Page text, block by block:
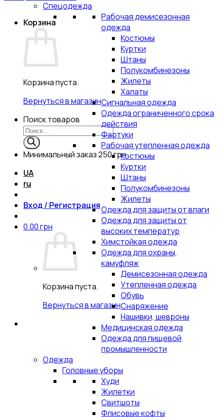
Корзина
Корзина пуста.
Вернуться в магазин
Поиск товаров
Минимальный заказ250 грн.
UA
ru
Вход / Регистрация
0.00грн
Корзина пуста.
Вернуться в магазин
Спецодежда
Рабочая демисезонная
одежда
Костюмы
Куртки
Штаны
Полукомбинезоны
Жилеты
Халаты
Сигнальная одежда
Одежда ограниченного срока
действия
Фартуки
Рабочая утепленная одежда
Костюмы
Куртки
Штаны
Полукомбинезоны
Жилеты
Одежда для защиты от влаги
Одежда для защиты от
высоких температур
Химстойкая одежда
Одежда для охраны,
камуфляж
Демисезонная одежда
Утепленная одежда
Обувь
Снаряжение
Нашивки, шевроны
Медицинская одежда
Одежда для пищевой
промышленности
Одежда
Головные уборы
Худи
Жилетки
Свитшоты
Флисовые кофты